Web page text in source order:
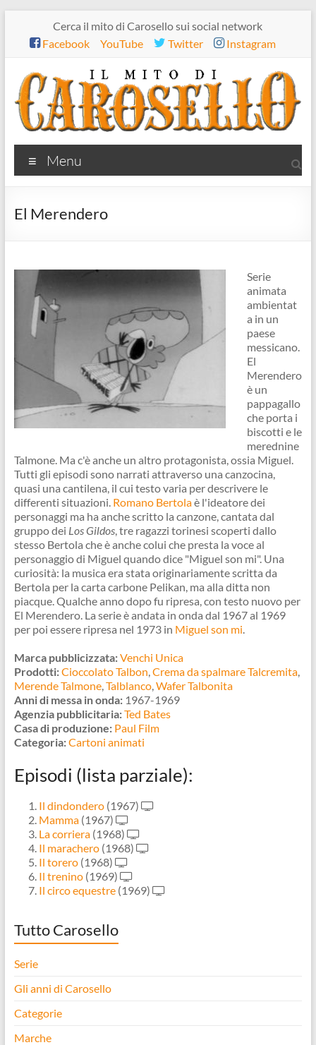
contenuto
Cerca il mito di Carosello sui social network
Facebook
YouTube Twitter Instagram
Il
mito
di
Menu
El Merendero
Serie
animata
ambientat
a in un
paese
messicano.
El
Merendero
è un
pappagallo
che porta i
biscotti e le
merednine
Talmone. Ma c'è anche un altro protagonista, ossia Miguel.
Tutti gli episodi sono narrati attraverso una canzocina,
quasi una cantilena, il cui testo varia per descrivere le
differenti situazioni. Romano Bertolaè l'ideatore dei
personaggi ma ha anche scritto la canzone, cantata dal
gruppo dei Los Gildos, tre ragazzi torinesi scoperti dallo
stesso Bertola che è anche colui che presta la voce al
personaggio di Miguel quando dice "Miguel son mi". Una
curiosità: la musica era stata originariamente scritta da
Bertola per la carta carbone Pelikan, ma alla ditta non
piacque. Qualche anno dopo fu ripresa, con testo nuovo per
El Merendero. La serie è andata in onda dal 1967 al 1969
per poi essere ripresa nel 1973 in Miguel son mi.
Marca pubblicizzata:Venchi Unica
Prodotti:Cioccolato Talbon,Crema da spalmare Talcremita,
Merende Talmone,Talblanco,Wafer Talbonita
Anni di messa in onda:1967-1969
Agenzia pubblicitaria:Ted Bates
Casa di produzione: Paul Film
Categoria:Cartoni animati
Episodi (lista parziale):
Il dindondero(1967)
Mamma(1967)
La corriera(1968)
Il marachero(1968)
Il torero(1968)
Il trenino(1969)
Il circo equestre(1969)
Tutto Carosello
Serie
Gli anni di Carosello
Categorie
Marche